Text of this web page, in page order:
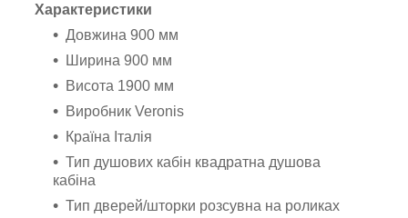
Характеристики
Довжина 900 мм
Ширина 900 мм
Висота 1900 мм
Виробник Veronis
Країна Італія
Тип душових кабін квадратна душова
кабіна
Тип дверей/шторки розсувна на роликах